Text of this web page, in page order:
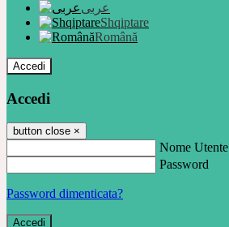
عربى
Shqiptare
Română
Accedi
Accedi
button close ×
Nome Utente
Password
Password dimenticata?